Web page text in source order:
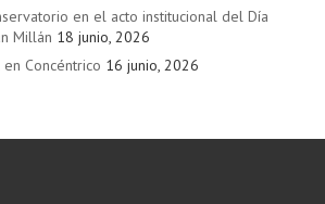
en el acto institucional del Día
Millán 18 junio, 2026
Concéntrico 16 junio, 2026